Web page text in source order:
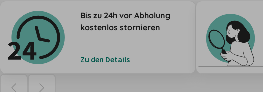
Bis zu 24h vor Abholung
kostenlos stornieren
Zu den Details